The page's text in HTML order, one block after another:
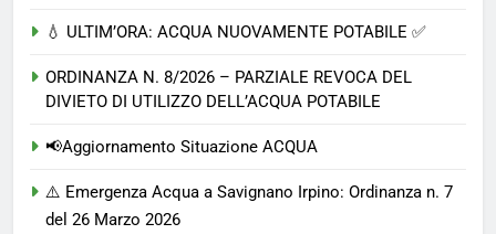
💧 ULTIM’ORA: ACQUA NUOVAMENTE POTABILE ✅
ORDINANZA N. 8/2026 – PARZIALE REVOCA DEL
DIVIETO DI UTILIZZO DELL’ACQUA POTABILE
📢Aggiornamento Situazione ACQUA
⚠️ Emergenza Acqua a Savignano Irpino: Ordinanza n. 7
del 26 Marzo 2026